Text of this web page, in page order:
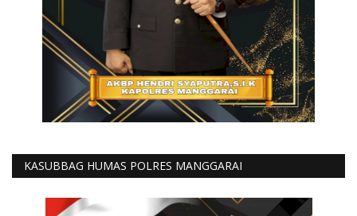
KASUBBAG HUMAS POLRES MANGGARAI